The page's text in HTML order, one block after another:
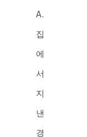
A.
집
에
서
지
낸
경